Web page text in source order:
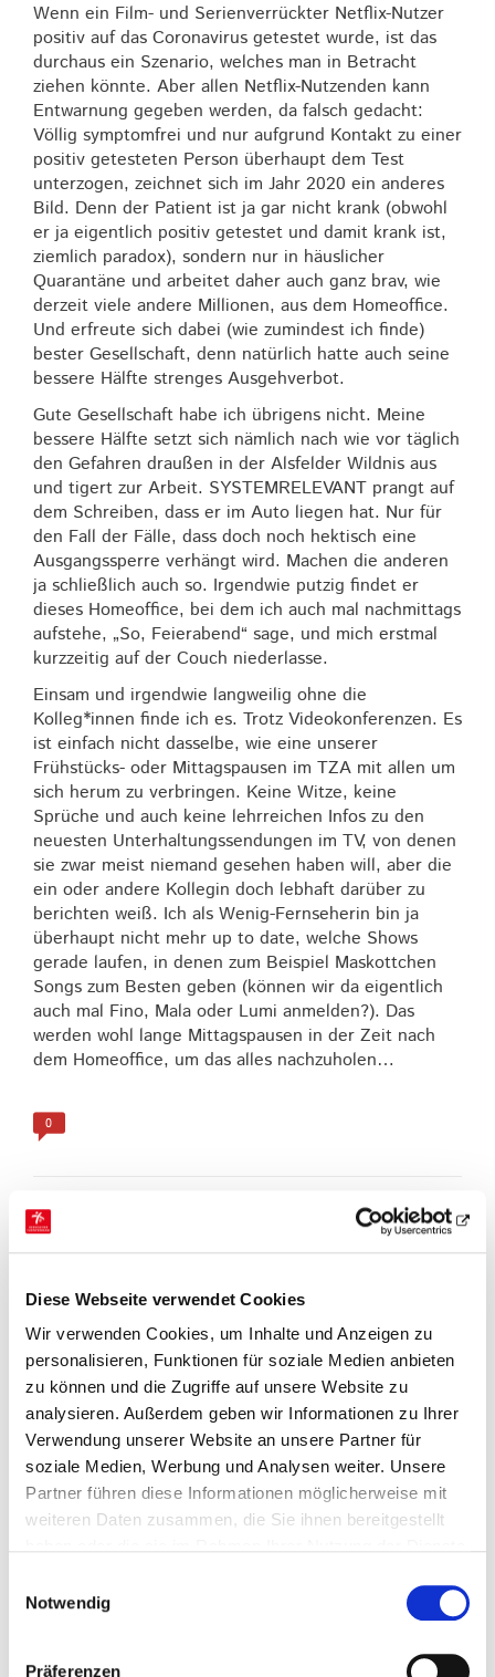
Diese Webseite verwendet Cookies
Wir verwenden Cookies, um Inhalte und Anzeigen zu
personalisieren, Funktionen für soziale Medien anbieten
zu können und die Zugriffe auf unsere Website zu
analysieren. Außerdem geben wir Informationen zu Ihrer
Verwendung unserer Website an unsere Partner für
soziale Medien, Werbung und Analysen weiter. Unsere
Partner führen diese Informationen möglicherweise mit
weiteren Daten zusammen, die Sie ihnen bereitgestellt
Notwendig
Präferenzen
Wenn ein Film- und Serienverrückter Netflix-Nutzer
positiv auf das Coronavirus getestet wurde, ist das
durchaus ein Szenario, welches man in Betracht
ziehen könnte. Aber allen Netflix-Nutzenden kann
Entwarnung gegeben werden, da falsch gedacht:
Völlig symptomfrei und nur aufgrund Kontakt zu einer
positiv getesteten Person überhaupt dem Test
unterzogen, zeichnet sich im Jahr 2020 ein anderes
Bild. Denn der Patient ist ja gar nicht krank (obwohl
er ja eigentlich positiv getestet und damit krank ist,
ziemlich paradox), sondern nur in häuslicher
Quarantäne und arbeitet daher auch ganz brav, wie
derzeit viele andere Millionen, aus dem Homeoffice.
Und erfreute sich dabei (wie zumindest ich finde)
bester Gesellschaft, denn natürlich hatte auch seine
bessere Hälfte strenges Ausgehverbot.
Gute Gesellschaft habe ich übrigens nicht. Meine
bessere Hälfte setzt sich nämlich nach wie vor täglich
den Gefahren draußen in der Alsfelder Wildnis aus
und tigert zur Arbeit. SYSTEMRELEVANT prangt auf
dem Schreiben, dass er im Auto liegen hat. Nur für
den Fall der Fälle, dass doch noch hektisch eine
Ausgangssperre verhängt wird. Machen die anderen
ja schließlich auch so. Irgendwie putzig findet er
dieses Homeoffice, bei dem ich auch mal nachmittags
aufstehe, „So, Feierabend“ sage, und mich erstmal
kurzzeitig auf der Couch niederlasse.
Einsam und irgendwie langweilig ohne die
Kolleg*innen finde ich es. Trotz Videokonferenzen. Es
ist einfach nicht dasselbe, wie eine unserer
Frühstücks- oder Mittagspausen im TZA mit allen um
sich herum zu verbringen. Keine Witze, keine
Sprüche und auch keine lehrreichen Infos zu den
neuesten Unterhaltungssendungen im TV, von denen
sie zwar meist niemand gesehen haben will, aber die
ein oder andere Kollegin doch lebhaft darüber zu
berichten weiß. Ich als Wenig-Fernseherin bin ja
überhaupt nicht mehr up to date, welche Shows
gerade laufen, in denen zum Beispiel Maskottchen
Songs zum Besten geben (können wir da eigentlich
auch mal Fino, Mala oder Lumi anmelden?). Das
werden wohl lange Mittagspausen in der Zeit nach
dem Homeoffice, um das alles nachzuholen…
0
Von Jahn bis Fonda: Bewegung
muss sein
26. März 2020,Joachim Schuchardt
Quarantäneblock
Es kommt so, wie es kommen musste. Nein, es hat
sich keiner im Umfeld der hier Schreibenden mit dem
Virus angesteckt. Gottseidank. Doch die Isolation
bringt immer mehr Stilblüten zum Vorschein. Um es
vorsichtig so zu nennen. Doch lassen sie mich von
vorne anfangen. Schuld ist Jane Seymour Fonda. Ja,
und 60er, einst Sexsymbol, heute
Charakterdarstellerin und Bürgerrechts- sowie
heutzutage mag, ich kann diese Bilder nicht aus